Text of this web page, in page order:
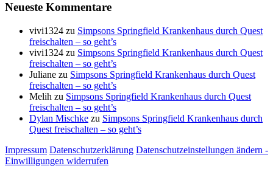
Neueste Kommentare
vivi1324 zu Simpsons Springfield Krankenhaus durch Quest
freischalten – so geht’s
vivi1324 zu Simpsons Springfield Krankenhaus durch Quest
freischalten – so geht’s
Juliane zu Simpsons Springfield Krankenhaus durch Quest
freischalten – so geht’s
Melih zu Simpsons Springfield Krankenhaus durch Quest
freischalten – so geht’s
Dylan Mischke zu Simpsons Springfield Krankenhaus durch
Quest freischalten – so geht’s
Impressum Datenschutzerklärung Datenschutzeinstellungen ändern -
Einwilligungen widerrufen